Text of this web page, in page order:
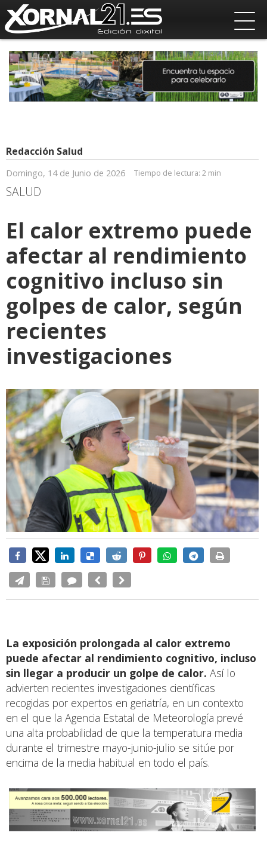
Redacción Salud
Domingo, 14 de Junio de 2026 Tiempo de lectura: 2 min
SALUD
El calor extremo puede
afectar al rendimiento
cognitivo incluso sin
golpes de calor, según
recientes
investigaciones
La exposición prolongada al calor extremo
puede afectar al rendimiento cognitivo, incluso
sin llegar a producir un golpe de calor. Así lo
advierten recientes investigaciones científicas
recogidas por expertos en geriatría, en un contexto
en el que la Agencia Estatal de Meteorología prevé
una alta probabilidad de que la temperatura media
durante el trimestre mayo-junio-julio se sitúe por
encima de la media habitual en todo el país.